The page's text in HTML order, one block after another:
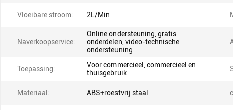
Vloeibare stroom: 2L/Min
Naverkoopservice:
Online ondersteuning, gratis
onderdelen, video-technische
ondersteuning
Toepassing:
Voor commercieel, commercieel en
thuisgebruik
Materiaal: ABS+roestvrij staal